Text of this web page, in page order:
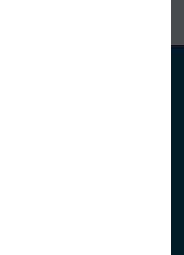
auf
Dolomiten
exklusive Angebote und
in den Dolomiten.